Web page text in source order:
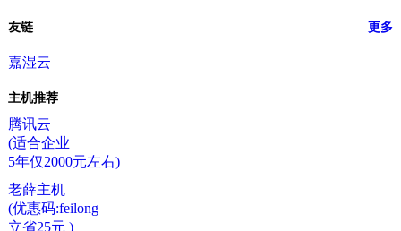
友链 更多
嘉湿云
主机推荐
腾讯云
(适合企业
5年仅2000元左右)
老薛主机
(优惠码:feilong
立省25元 )